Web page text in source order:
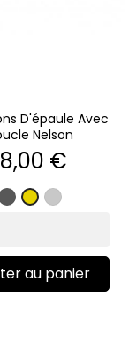
D'épaule Avec
Nelson
€
GrisOr Argent
au panier